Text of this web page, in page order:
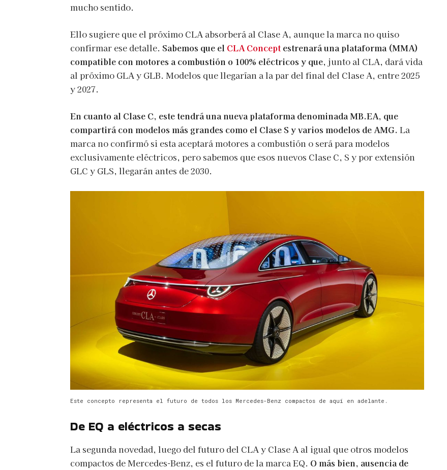
mucho sentido.
Ello sugiere que el próximo CLA absorberá al Clase A, aunque la marca no quiso
confirmar ese detalle. Sabemos que el CLA Concept estrenará una plataforma (MMA)
compatible con motores a combustión o 100% eléctricos y que, junto al CLA, dará vida
al próximo GLA y GLB. Modelos que llegarían a la par del final del Clase A, entre 2025
y 2027.
En cuanto al Clase C, este tendrá una nueva plataforma denominada MB.EA, que
compartirá con modelos más grandes como el Clase S y varios modelos de AMG. La
marca no confirmó si esta aceptará motores a combustión o será para modelos
exclusivamente eléctricos, pero sabemos que esos nuevos Clase C, S y por extensión
GLC y GLS, llegarán antes de 2030.
Este concepto representa el futuro de todos los Mercedes-Benz compactos de aquí en adelante.
De EQ a eléctricos a secas
La segunda novedad, luego del futuro del CLA y Clase A al igual que otros modelos
compactos de Mercedes-Benz, es el futuro de la marca EQ. O más bien, ausencia de